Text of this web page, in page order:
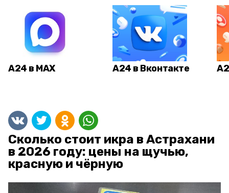
А24 в MAX А24 в Вконтакте
Сколько стоит икра в Астрахани
в 2026 году: цены на щучью,
красную и чёрную